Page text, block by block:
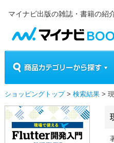
マイナビ出版の雑誌・書籍の紹
ショッピングトップ> 検索結果 >